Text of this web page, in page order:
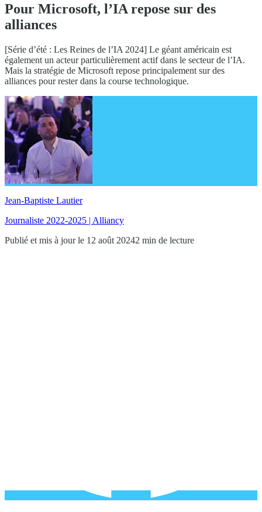
Pour Microsoft, l’IA repose sur des
alliances
[Série d’été : Les Reines de l’IA 2024] Le géant américain est
également un acteur particulièrement actif dans le secteur de l’IA.
Mais la stratégie de Microsoft repose principalement sur des
alliances pour rester dans la course technologique.
Jean-Baptiste Lautier
Journaliste 2022-2025 | Alliancy
Publié et mis à jour le 12 août 20242 min de lecture